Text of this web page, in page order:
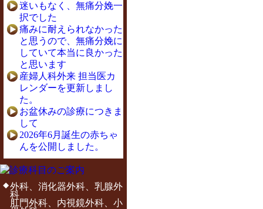
迷いもなく、無痛分娩一
択でした
痛みに耐えられなかった
と思うので、無痛分娩に
していて本当に良かった
と思います
産婦人科外来 担当医カ
レンダーを更新しまし
た。
お盆休みの診療につきま
して
2026年6月誕生の赤ちゃ
んを公開しました。
外科、消化器外科、乳腺外
科
肛門外科、内視鏡外科、小